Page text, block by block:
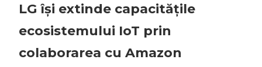
LG își extinde capacitățile
ecosistemului IoT prin
colaborarea cu Amazon